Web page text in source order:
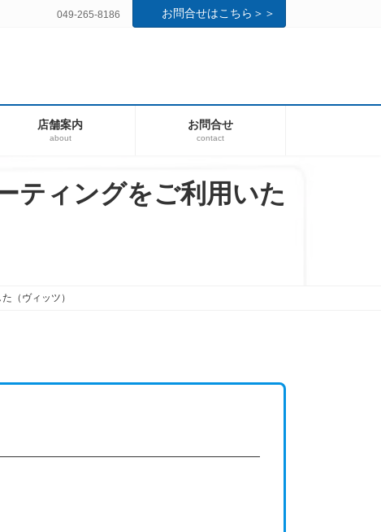
049-265-8186 お問合せはこちら＞＞
店舗案内
about
お問合せ
contact
ティングをご利用いた
（ヴィッツ）